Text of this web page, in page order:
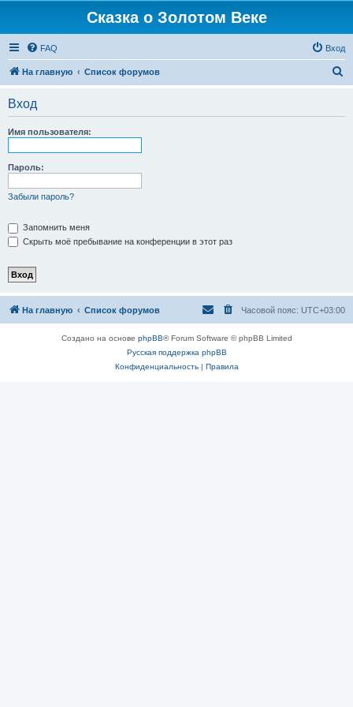
Сказка о Золотом Веке
FAQ Вход
На главную Список форумов
Вход
Имя пользователя:
Пароль:
Забыли пароль?
Запомнить меня
Скрыть моё пребывание на конференции в этот раз
На главную Список форумов Часовой пояс: UTC+03:00
Создано на основе phpBB® Forum Software © phpBB Limited
Русская поддержка phpBB
Конфиденциальность| Правила